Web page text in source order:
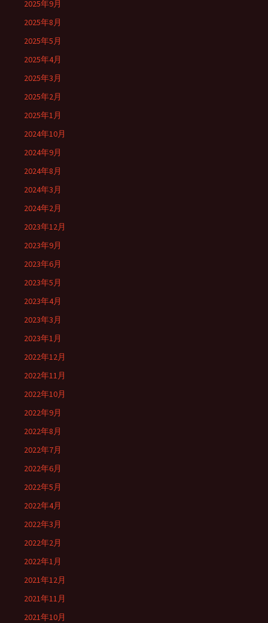
2025年9月
2025年8月
2025年5月
2025年4月
2025年3月
2025年2月
2025年1月
2024年10月
2024年9月
2024年8月
2024年3月
2024年2月
2023年12月
2023年9月
2023年6月
2023年5月
2023年4月
2023年3月
2023年1月
2022年12月
2022年11月
2022年10月
2022年9月
2022年8月
2022年7月
2022年6月
2022年5月
2022年4月
2022年3月
2022年2月
2022年1月
2021年12月
2021年11月
2021年10月